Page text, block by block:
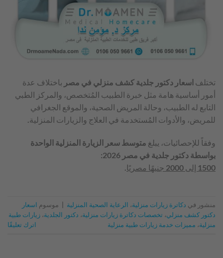
تختلف اسعار دكتور جلدية كشف منزلي في مصر باختلاف عدة
أمور أساسية هامة مثل خبرة الطبيب المُتخصص، والمركز الطبي
التابع له الطبيب، وحالة المريض الصحية، والموقع الجغرافي
للمريض، والأدوات المُستخدمة في العلاج والزيارات المنزلية.
وفقاً للإحصائيات، يبلغ متوسط سعر الزيارة المنزلية الواحدة
بواسطة دكتور جلدية في مصر 2026
:
1500 إلى 2000 جنيهًا مصريًا
.
منشور في دكاترة زيارات منزلية، الرعاية الصحية المنزلية موسوم اسعار
دكتور كشف منزلي، تخصصات دكاترة زيارات منزلية، دكتور الجلدية، زيارات طبية
منزلية، مميزات خدمة زيارات طبية منزلية اترك تعليقًا